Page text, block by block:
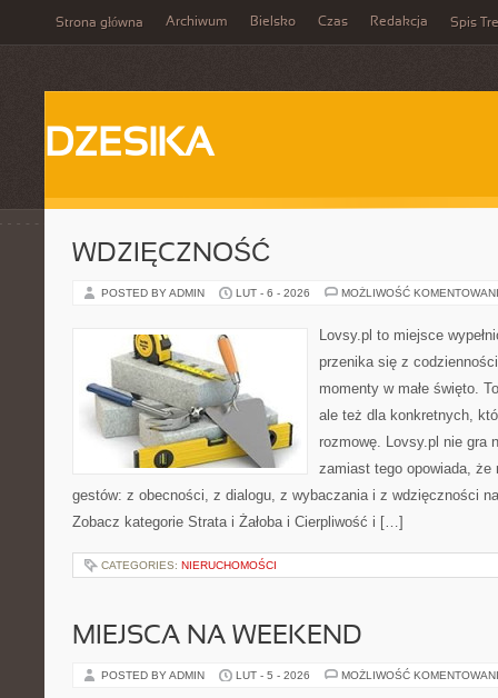
Strona główna Archiwum Bielsko Czas Redakcja Spis
DZESIKA
WDZIĘCZNOŚĆ
POSTED BY ADMIN LUT - 6 - 2026 MOŻLIWOŚĆ
Lovsy.pl to miejsce
przenika się z
momenty w małe święto.
ale też dla konkretnych,
rozmowę. Lovsy.pl nie gra
zamiast tego opowiada,
gestów: z obecności, z dialogu, z wybaczania i z wdzięczności
Zobacz kategorie Strata i Żałoba i Cierpliwość i […]
CATEGORIES: NIERUCHOMOŚCI
MIEJSCA NA WEEKEND
POSTED BY ADMIN LUT - 5 - 2026 MOŻLIWOŚĆ